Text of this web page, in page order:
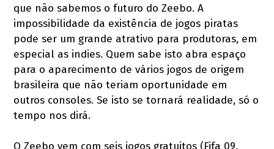
que não sabemos o futuro do Zeebo. A
impossibilidade da existência de jogos piratas
pode ser um grande atrativo para produtoras, em
especial as indies. Quem sabe isto abra espaço
para o aparecimento de vários jogos de origem
brasileira que não teriam oportunidade em
outros consoles. Se isto se tornará realidade, só o
tempo nos dirá.
O Zeebo vem com seis jogos gratuitos (Fifa 09,